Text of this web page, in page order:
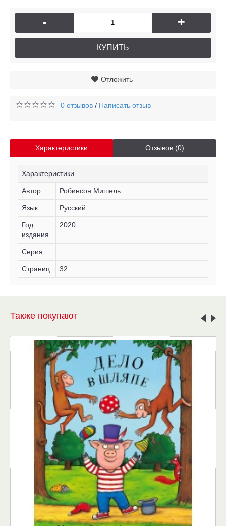
- +
КУПИТЬ
Отложить
0 отзывов / Написать отзыв
Характеристики Отзывов (0)
Характеристики
Автор Робинсон Мишель
Язык Русский
Год
издания
2020
Серия
Страниц 32
Также покупают